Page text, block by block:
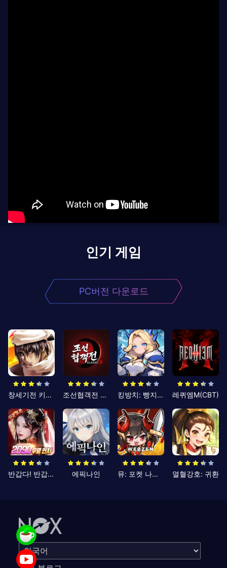
인기 게임
PC버전 다운로드
창세기전 키우기 조선협객전 클래식 킹방치: 빵지의 제왕 레퀴엠M(CBT)
반갑다! 반갑삼국지 에픽나인 뮤: 포켓 나이츠 열혈강호: 귀환